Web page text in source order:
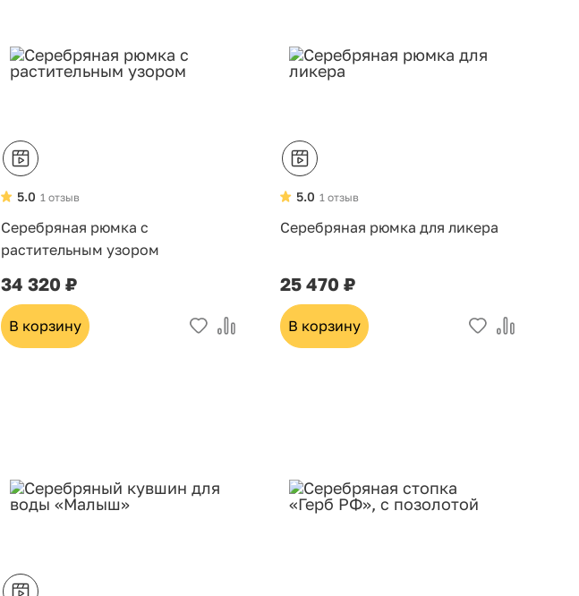
1 отзыв
5.0
Серебряная рюмка с
растительным узором
34 320 ₽
В корзину
1 отзыв
5.0
Серебряная рюмка для ликера
25 470 ₽
В корзину